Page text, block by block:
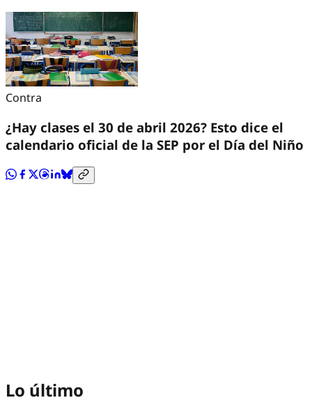
Contra
¿Hay clases el 30 de abril 2026? Esto dice el
calendario oficial de la SEP por el Día del Niño
Lo último